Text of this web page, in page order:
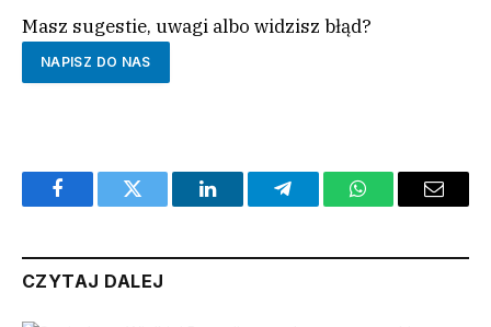
Masz sugestie, uwagi albo widzisz błąd?
NAPISZ DO NAS
FacebookTwitter LinkedInTelegramWhatsAppEmail
CZYTAJ DALEJ